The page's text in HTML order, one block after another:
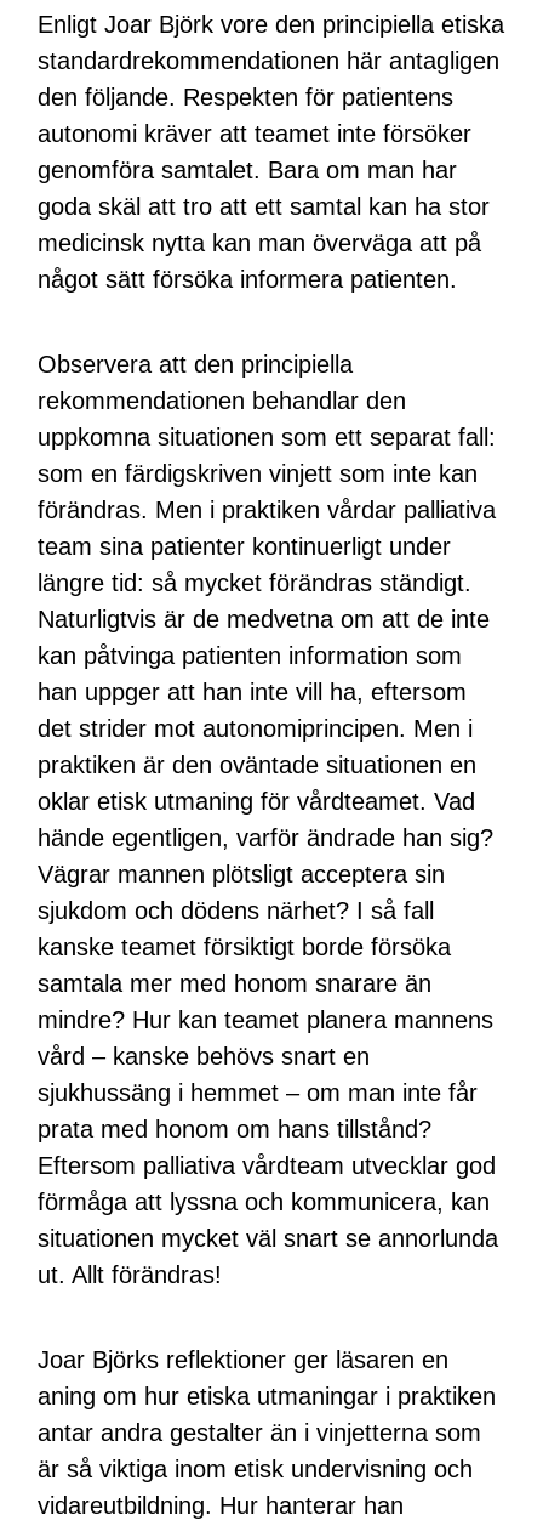
Enligt Joar Björk vore den principiella etiska
standardrekommendationen här antagligen
den följande. Respekten för patientens
autonomi kräver att teamet inte försöker
genomföra samtalet. Bara om man har
goda skäl att tro att ett samtal kan ha stor
medicinsk nytta kan man överväga att på
något sätt försöka informera patienten.
Observera att den principiella
rekommendationen behandlar den
uppkomna situationen som ett separat fall:
som en färdigskriven vinjett som inte kan
förändras. Men i praktiken vårdar palliativa
team sina patienter kontinuerligt under
längre tid: så mycket förändras ständigt.
Naturligtvis är de medvetna om att de inte
kan påtvinga patienten information som
han uppger att han inte vill ha, eftersom
det strider mot autonomiprincipen. Men i
praktiken är den oväntade situationen en
oklar etisk utmaning för vårdteamet. Vad
hände egentligen, varför ändrade han sig?
Vägrar mannen plötsligt acceptera sin
sjukdom och dödens närhet? I så fall
kanske teamet försiktigt borde försöka
samtala mer med honom snarare än
mindre? Hur kan teamet planera mannens
vård – kanske behövs snart en
sjukhussäng i hemmet – om man inte får
prata med honom om hans tillstånd?
Eftersom palliativa vårdteam utvecklar god
förmåga att lyssna och kommunicera, kan
situationen mycket väl snart se annorlunda
ut. Allt förändras!
Joar Björks reflektioner ger läsaren en
aning om hur etiska utmaningar i praktiken
antar andra gestalter än i vinjetterna som
är så viktiga inom etisk undervisning och
vidareutbildning. Hur hanterar han